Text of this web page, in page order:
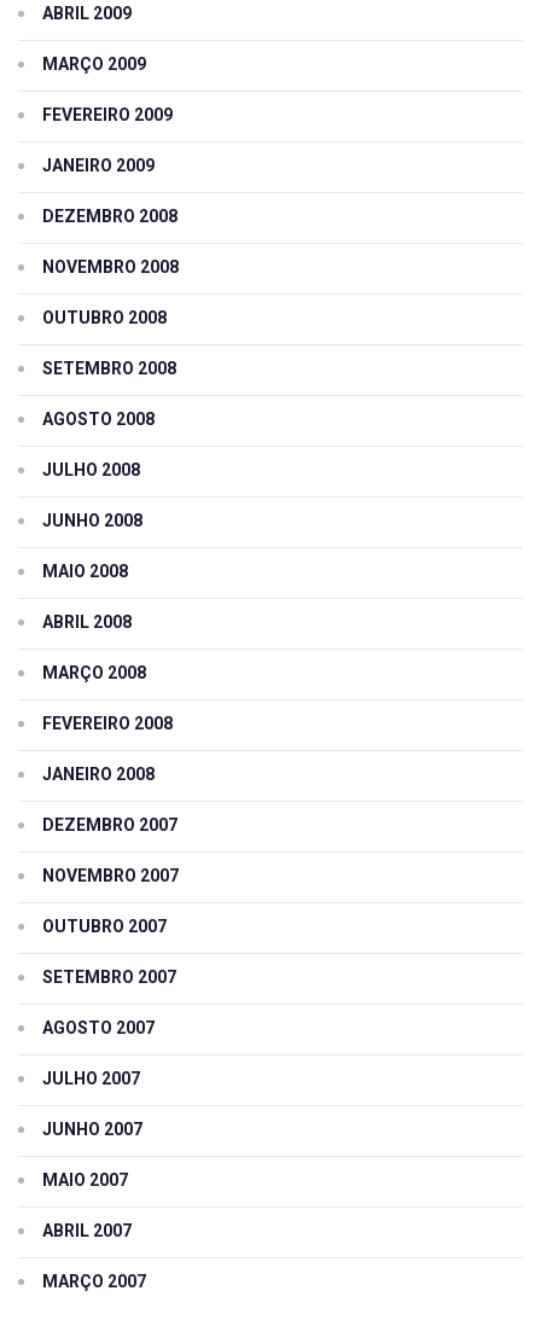
ABRIL 2009
MARÇO 2009
FEVEREIRO 2009
JANEIRO 2009
DEZEMBRO 2008
NOVEMBRO 2008
OUTUBRO 2008
SETEMBRO 2008
AGOSTO 2008
JULHO 2008
JUNHO 2008
MAIO 2008
ABRIL 2008
MARÇO 2008
FEVEREIRO 2008
JANEIRO 2008
DEZEMBRO 2007
NOVEMBRO 2007
OUTUBRO 2007
SETEMBRO 2007
AGOSTO 2007
JULHO 2007
JUNHO 2007
MAIO 2007
ABRIL 2007
MARÇO 2007